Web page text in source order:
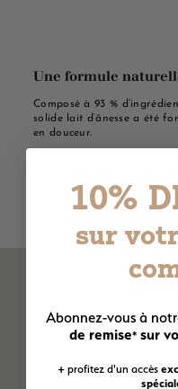
Une formule
Composé à 93 %
solide lait d’ânesse a été
en douceur.
Sa composition est
cuir chevelu. Sans
plus naturel qui nettoie
des cheveux.10%
sur
Abonnez-vous à
de remise*sur
+ profitez d'un accès